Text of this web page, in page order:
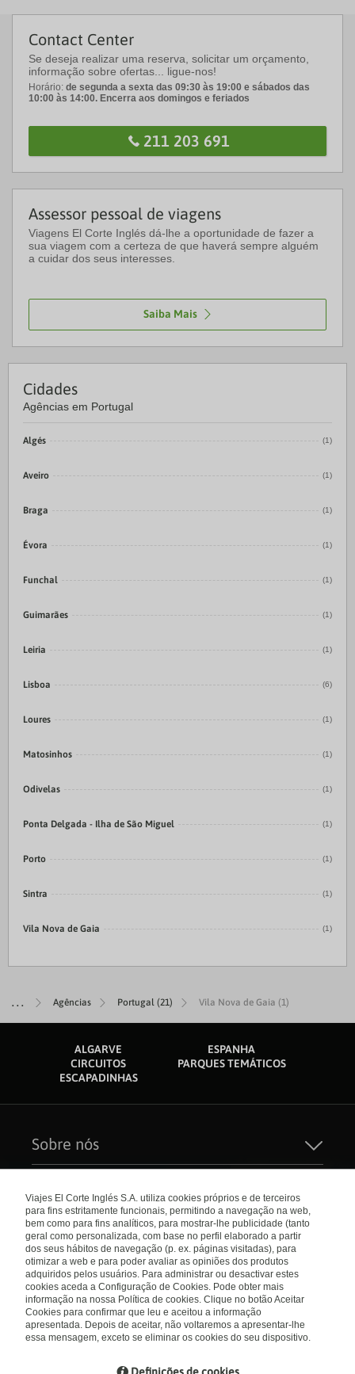
Agências Portugal (21) Vila Nova de Gaia (1)
Contact Center
Se deseja realizar uma reserva, solicitar um orçamento,
informação sobre ofertas... ligue-nos!
Horário: de segunda a sexta das 09:30 às 19:00 e sábados das
10:00 às 14:00. Encerra aos domingos e feriados
211 203 691
Assessor pessoal de viagens
Viagens El Corte Inglés dá-lhe a oportunidade de fazer a
sua viagem com a certeza de que haverá sempre alguém
a cuidar dos seus interesses.
Saiba Mais
Cidades
Agências em Portugal
Algés (1)
Aveiro (1)
Braga (1)
Évora (1)
Funchal (1)
Guimarães (1)
Leiria (1)
Lisboa (6)
Loures (1)
Matosinhos (1)
Odivelas (1)
Ponta Delgada - Ilha de São Miguel (1)
Porto (1)
Sintra (1)
Vila Nova de Gaia (1)
ALGARVE
ESPANHA
CIRCUITOS
PARQUES TEMÁTICOS
ESCAPADINHAS
Sobre nós
Quem Somos
Seguros de Viagem
Carreiras
El Corte Inglés
Catálogos
Check-in Online
Condições Gerais
Política de privacidade
Política de Cookies
Empresas/ Grupos
Livro de Reclamações
Internacional
Portugal
Visite nosso blog
Blog de Viajes el Corte inglés
Viajes El Corte Inglés S.A. utiliza cookies próprios e de terceiros
para fins estritamente funcionais, permitindo a navegação na web,
bem como para fins analíticos, para mostrar-lhe publicidade (tanto
geral como personalizada, com base no perfil elaborado a partir
dos seus hábitos de navegação (p. ex. páginas visitadas), para
otimizar a web e para poder avaliar as opiniões dos produtos
adquiridos pelos usuários. Para administrar ou desactivar estes
cookies aceda a Configuração de Cookies. Pode obter mais
informação na nossa Política de cookies. Clique no botão Aceitar
Cookies para confirmar que leu e aceitou a informação
apresentada. Depois de aceitar, não voltaremos a apresentar-lhe
essa mensagem, exceto se eliminar os cookies do seu dispositivo.